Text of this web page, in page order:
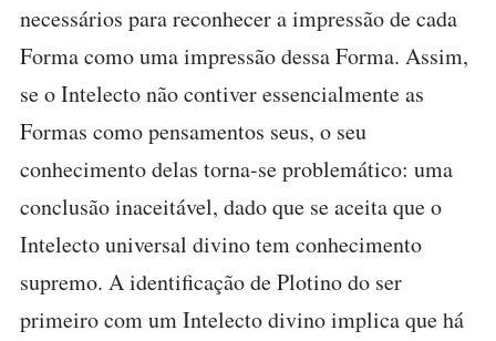
necessários para reconhecer a impressão de cada
Forma como uma impressão dessa Forma. Assim,
se o Intelecto não contiver essencialmente as
Formas como pensamentos seus, o seu
conhecimento delas torna-se problemático: uma
conclusão inaceitável, dado que se aceita que o
Intelecto universal divino tem conhecimento
supremo. A identificação de Plotino do ser
primeiro com um Intelecto divino implica que há